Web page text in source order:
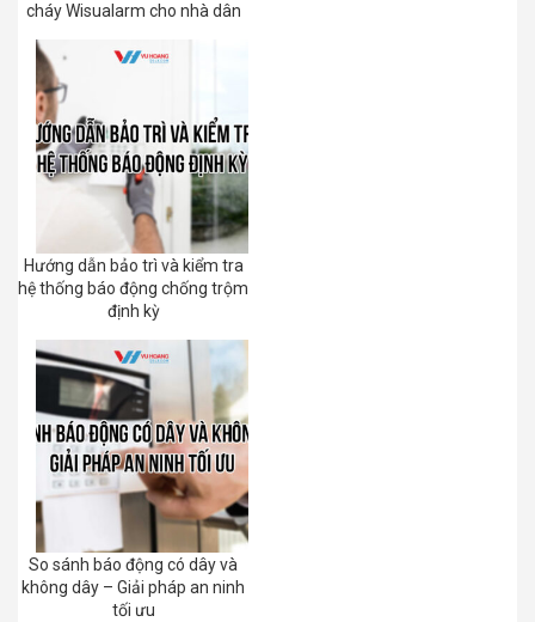
cháy Wisualarm cho nhà dân
Hướng dẫn bảo trì và kiểm tra
hệ thống báo động chống trộm
định kỳ
So sánh báo động có dây và
không dây – Giải pháp an ninh
tối ưu